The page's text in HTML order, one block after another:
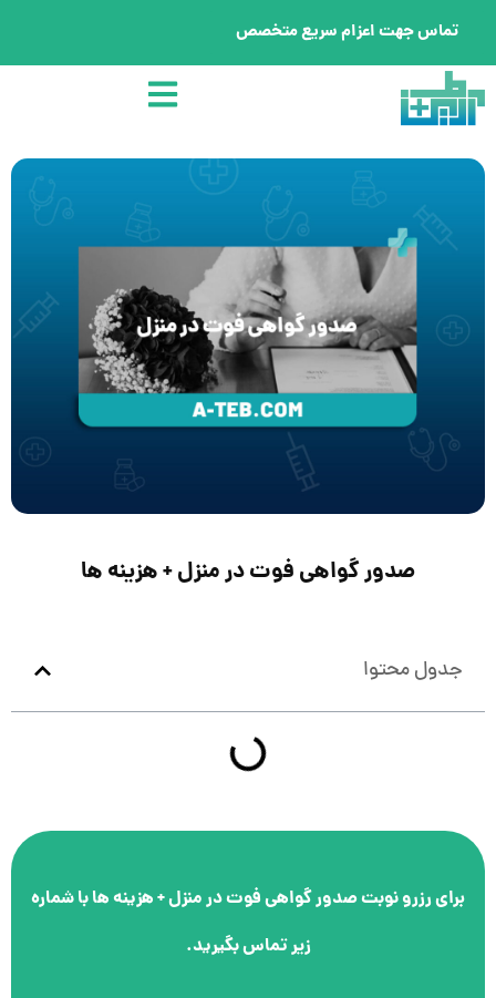
تماس جهت اعزام سریع متخصص
صدور گواهی فوت در منزل + هزینه ها
جدول محتوا
برای رزرو نوبتصدور گواهی فوت در منزل + هزینه هابا شماره
زیر تماس بگیرید.